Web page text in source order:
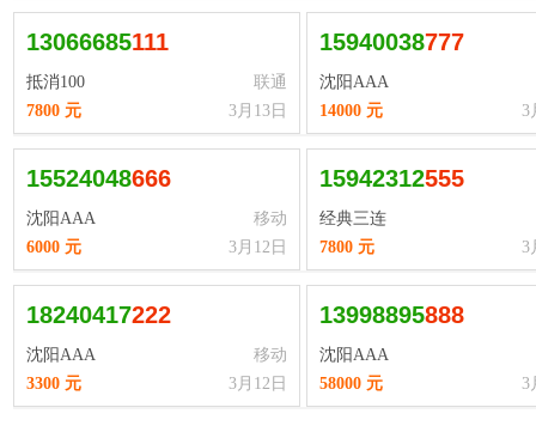
13066685111
抵消100
联通
3月13日
7800 元
15940038777
沈阳AAA
3
14000 元
15524048666
沈阳AAA
移动
3月12日
6000 元
15942312555
经典三连
3
7800 元
18240417222
沈阳AAA
移动
3月12日
3300 元
13998895888
沈阳AAA
3
58000 元